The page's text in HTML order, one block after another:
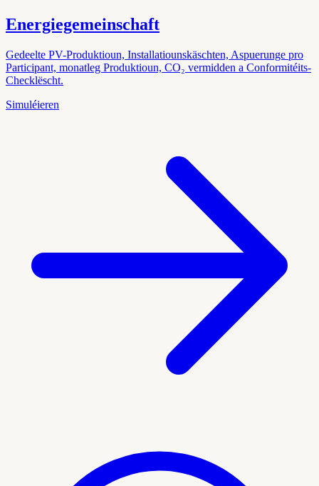
Energiegemeinschaft
Gedeelte PV-Produktioun, Installatiounskäschten, Aspuerunge pro
Participant, monatleg Produktioun, CO₂ vermidden a Conformitéits-
Checklëscht.
Simuléieren